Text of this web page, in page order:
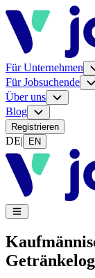
Für Unternehmen
Für Jobsuchende
Über uns
Blog
Registrieren
DE| EN